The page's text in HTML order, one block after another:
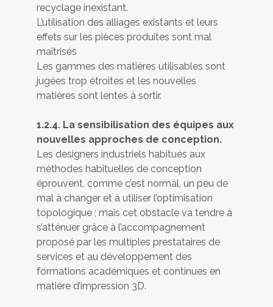
recyclage inexistant.
L’utilisation des alliages existants et leurs
effets sur les pièces produites sont mal
maîtrisés
Les gammes des matières utilisables sont
jugées trop étroites et les nouvelles
matières sont lentes à sortir.
1.2.4. La sensibilisation des équipes aux
nouvelles approches de conception.
Les designers industriels habitués aux
méthodes habituelles de conception
éprouvent, comme c’est normal, un peu de
mal à changer et à utiliser l’optimisation
topologique ; mais cet obstacle va tendre à
s’atténuer grâce à l’accompagnement
proposé par les multiples prestataires de
services et au développement des
formations académiques et continues en
matière d’impression 3D.